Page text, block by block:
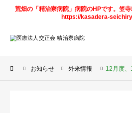
荒畑の「精治寮病院」病院のHPです。笠
https://kasadera-
お知らせ 外来情報 12月度、
アクセス